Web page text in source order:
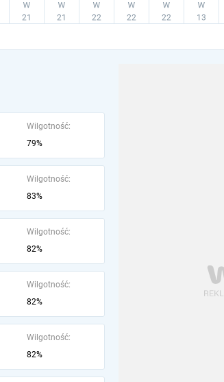
Wilgotność:
79%
Wilgotność:
83%
Wilgotność:
82%
Wilgotność:
82%
Wilgotność:
82%